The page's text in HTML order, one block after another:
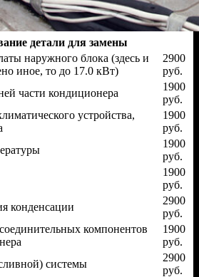
детали для замены
наружного блока (здесь и
иное, то до 17.0 кВт)
2900
руб.
части кондиционера
1900
руб.
устройства,
1900
руб.
1900
руб.
1900
руб.
конденсации
2900
руб.
компонентов
1900
руб.
системы
2900
руб.